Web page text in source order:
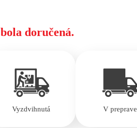
bola doručená.
Vyzdvihnutá V preprave